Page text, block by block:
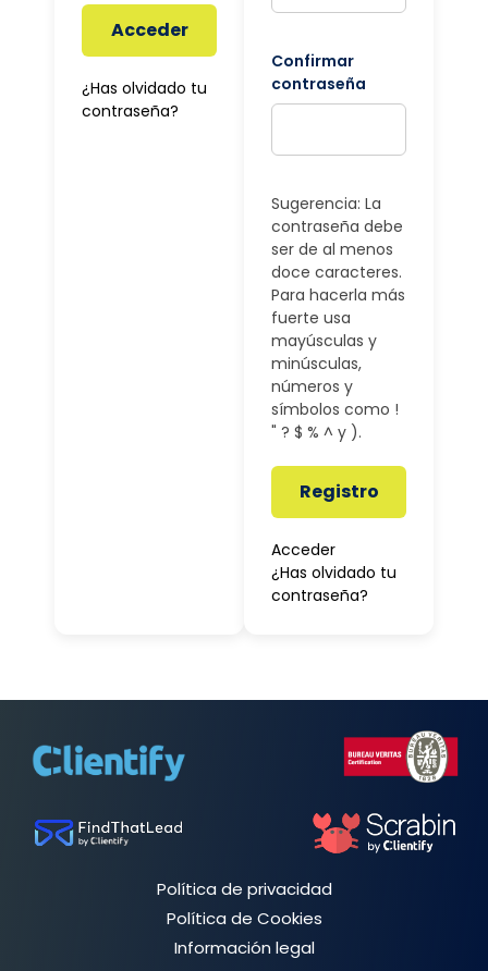
Acceder
¿Has olvidado tu
contraseña?
Confirmar
contraseña
Sugerencia: La
contraseña debe
ser de al menos
doce caracteres.
Para hacerla más
fuerte usa
mayúsculas y
minúsculas,
números y
símbolos como !
" ? $ % ^ y ).
Registro
Acceder
¿Has olvidado tu
contraseña?
Política de privacidad
Política de Cookies
Información legal